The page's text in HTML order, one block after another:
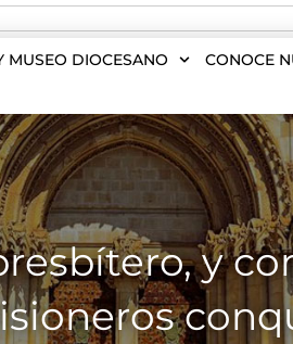
MUSEO DIOCESANO CONOCE
y